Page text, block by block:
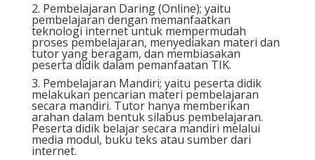
2. Pembelajaran Daring (Online); yaitu
pembelajaran dengan memanfaatkan
teknologi internet untuk mempermudah
proses pembelajaran, menyediakan materi dan
tutor yang beragam, dan membiasakan
peserta didik dalam pemanfaatan TIK.
3. Pembelajaran Mandiri; yaitu peserta didik
melakukan pencarian materi pembelajaran
secara mandiri. Tutor hanya memberikan
arahan dalam bentuk silabus pembelajaran.
Peserta didik belajar secara mandiri melalui
media modul, buku teks atau sumber dari
internet.